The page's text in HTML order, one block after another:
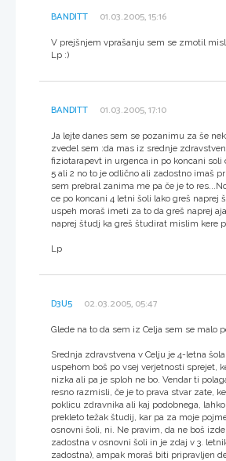
BANDITT 01.03.2005, 15:16
V prejšnjem vprašanju sem se zmotil
Lp :)
BANDITT 01.03.2005, 17:10
Ja lejte danes sem se pozanimu za še
zvedel sem :da mas iz srednje
fiziotarapevt in urgenca in po koncani soli
5 ali 2 no to je odlično ali zadostno imaš
sem prebral zanima me pa če je to
ce po koncani 4 letni šoli lako greš naprej
uspeh moraš imeti za to da greš naprej
naprej študj ka greš študirat mislim kere
Lp
D3U5 02.03.2005, 05:47
Glede na to da sem iz Celja sem se malo
Srednja zdravstvena v Celju je 4-letna
uspehom boš po vsej verjetnosti sprejet,
nizka ali pa je sploh ne bo. Vendar ti
resno razmisli, če je to prava stvar zate,
poklicu zdravnika ali kaj podobnega,
prekleto težak študij, kar pa za moje
osnovni šoli, ni. Ne pravim, da ne boš
zadostna v osnovni šoli in je zdaj v 3.
zadostna), ampak moraš biti pripravljen